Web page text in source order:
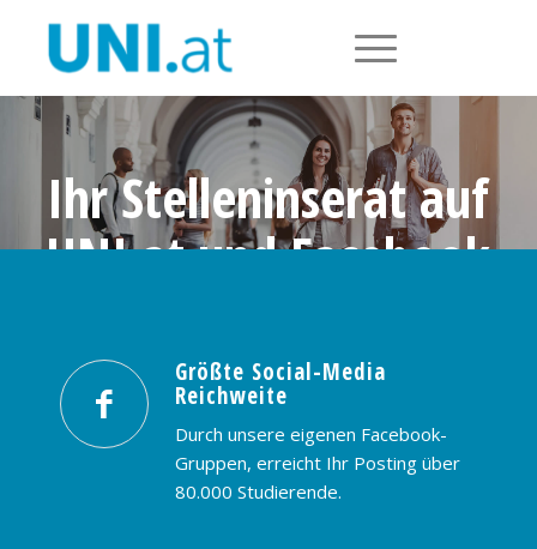
Ihr Stelleninserat auf
UNI.at und Facebook
PREISE & BUCHUNG KONTAKT
Größte Social-Media
Reichweite
Durch unsere eigenen Facebook-
Gruppen, erreicht Ihr Posting über
80.000 Studierende.